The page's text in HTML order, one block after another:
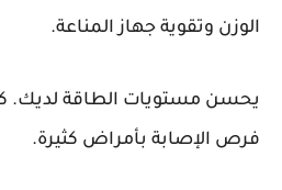
الوزن وتقوية جهاز المناعة.
يحسن مستويات الطاقة لديك.
فرص الإصابة بأمراض كثيرة.